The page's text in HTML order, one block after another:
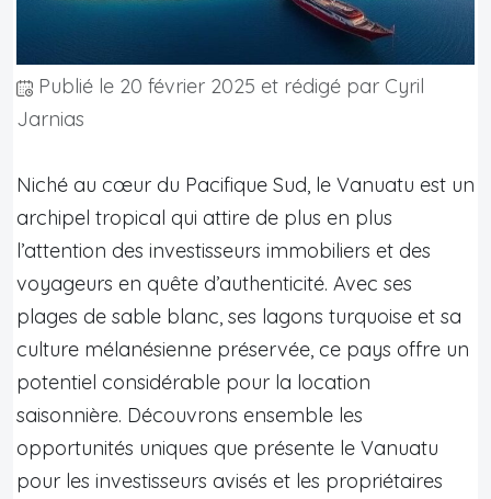
Publié le 20 février 2025 et rédigé par Cyril
Jarnias
Niché au cœur du Pacifique Sud, le Vanuatu est un
archipel tropical qui attire de plus en plus
l’attention des investisseurs immobiliers et des
voyageurs en quête d’authenticité. Avec ses
plages de sable blanc, ses lagons turquoise et sa
culture mélanésienne préservée, ce pays offre un
potentiel considérable pour la location
saisonnière. Découvrons ensemble les
opportunités uniques que présente le Vanuatu
pour les investisseurs avisés et les propriétaires